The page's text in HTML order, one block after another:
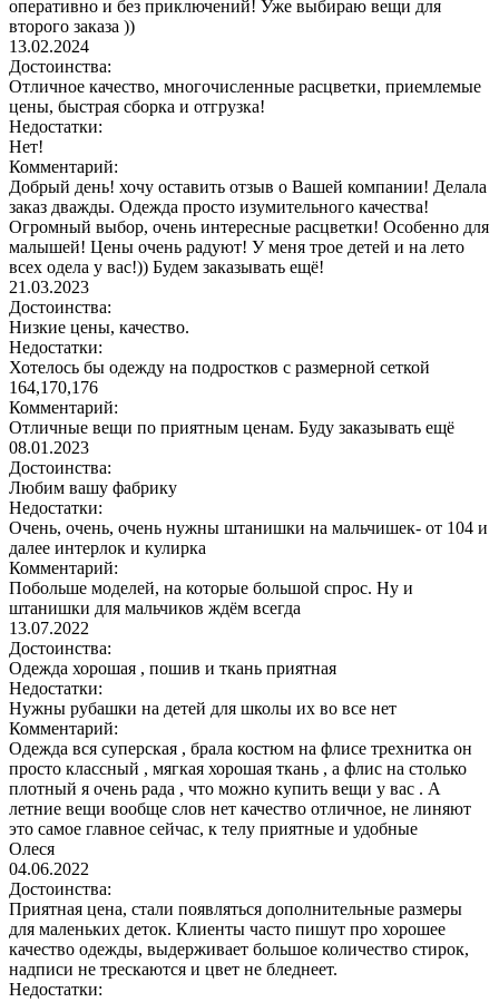
оперативно и без приключений! Уже выбираю вещи для
второго заказа ))
13.02.2024
Достоинства:
Отличное качество, многочисленные расцветки, приемлемые
цены, быстрая сборка и отгрузка!
Недостатки:
Нет!
Комментарий:
Добрый день! хочу оставить отзыв о Вашей компании! Делала
заказ дважды. Одежда просто изумительного качества!
Огромный выбор, очень интересные расцветки! Особенно для
малышей! Цены очень радуют! У меня трое детей и на лето
всех одела у вас!)) Будем заказывать ещё!
21.03.2023
Достоинства:
Низкие цены, качество.
Недостатки:
Хотелось бы одежду на подростков с размерной сеткой
164,170,176
Комментарий:
Отличные вещи по приятным ценам. Буду заказывать ещё
08.01.2023
Достоинства:
Любим вашу фабрику
Недостатки:
Очень, очень, очень нужны штанишки на мальчишек- от 104 и
далее интерлок и кулирка
Комментарий:
Побольше моделей, на которые большой спрос. Ну и
штанишки для мальчиков ждём всегда
13.07.2022
Достоинства:
Одежда хорошая , пошив и ткань приятная
Недостатки:
Нужны рубашки на детей для школы их во все нет
Комментарий:
Одежда вся суперская , брала костюм на флисе трехнитка он
просто классный , мягкая хорошая ткань , а флис на столько
плотный я очень рада , что можно купить вещи у вас . А
летние вещи вообще слов нет качество отличное, не линяют
это самое главное сейчас, к телу приятные и удобные
Олеся
04.06.2022
Достоинства:
Приятная цена, стали появляться дополнительные размеры
для маленьких деток. Клиенты часто пишут про хорошее
качество одежды, выдерживает большое количество стирок,
надписи не трескаются и цвет не бледнеет.
Недостатки: